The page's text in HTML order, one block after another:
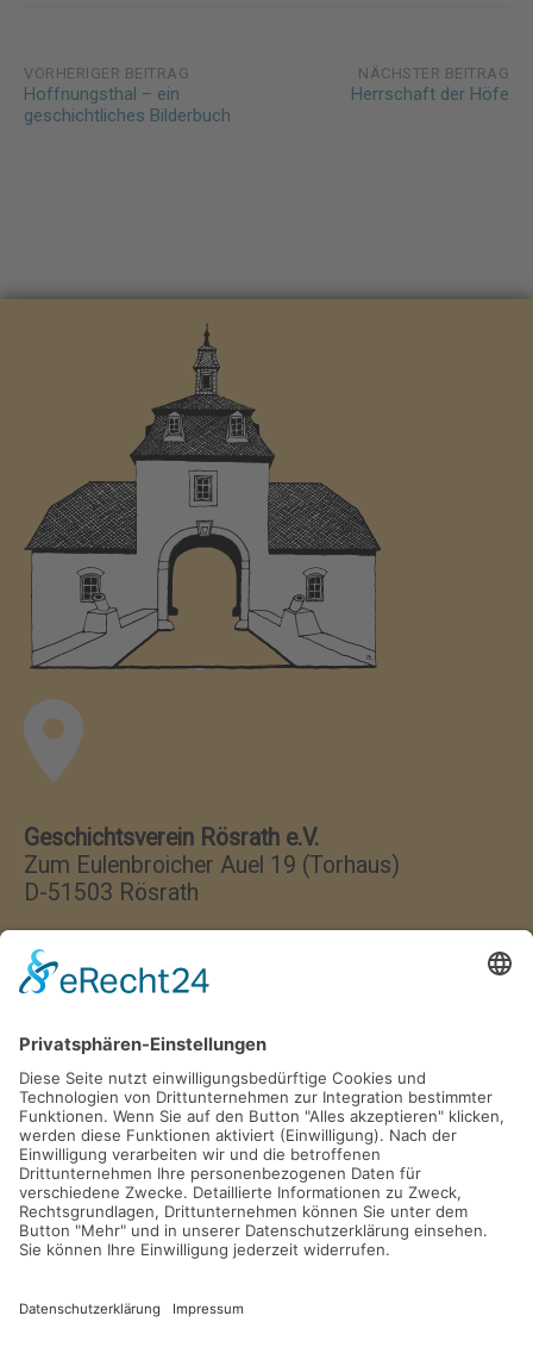
Post
navigation
VORHERIGER BEITRAG
Hoffnungsthal – ein
geschichtliches Bilderbuch
NÄCHSTER BEITRAG
Herrschaft der Höfe
Geschichtsverein Rösrath e.V.
Zum Eulenbroicher Auel 19 (Torhaus)
D-51503 Rösrath
Wir haben jeden Donnerstag
von 17:00–18:00 Uhr geöffnet.
Postfach 1329
D-51494 Rösrath
info@gv-roesrath.de